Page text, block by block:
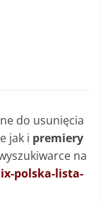
do usunięcia
jak i premiery
na
polska-lista-